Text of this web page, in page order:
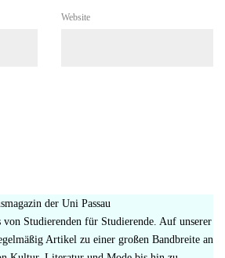
Website
der Uni Passau
von Studierenden für Studierende. Auf unserer
Artikel zu einer großen Bandbreite an